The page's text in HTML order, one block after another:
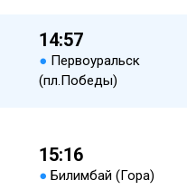
14:57
● Первоуральск
(пл.Победы)
15:16
● Билимбай (Гора)